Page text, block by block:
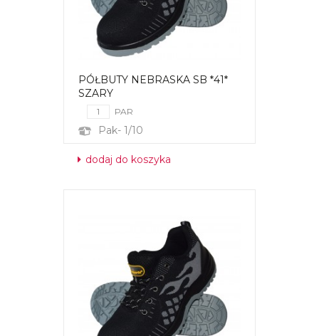
PÓŁBUTY NEBRASKA SB *41*
SZARY
PAR
Pak- 1/10
dodaj do koszyka